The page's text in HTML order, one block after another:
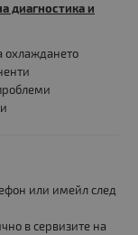
диагностика и
охлаждането
или имейл след
в сервизите на